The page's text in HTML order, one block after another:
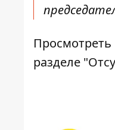
разделе